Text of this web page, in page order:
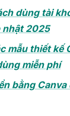
dùng tài
nhật 2025
mẫu thiết kế
miễn phí
bằng